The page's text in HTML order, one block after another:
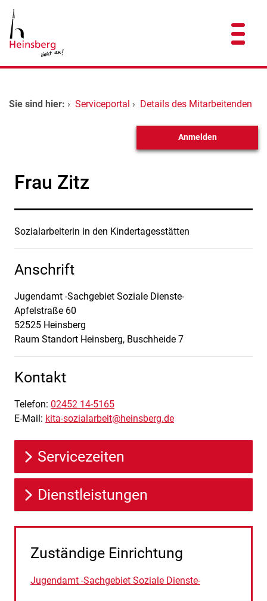
Zum Hauptinhalt springen
Zum Header
Zum Hauptinhalt
Zum Footer
Dienstleistungen A-Z
Sie sind hier: › Serviceportal › Details des Mitarbeitenden
Anmelden
Frau Zitz
Beschreibung
Sozialarbeiterin in den Kindertagesstätten
Anschrift
Jugendamt -Sachgebiet Soziale Dienste-
Apfelstraße 60
52525 Heinsberg
Raum Standort Heinsberg, Buschheide 7
Kontakt
Telefon: 02452 14-5165
E-Mail: kita-sozialarbeit@heinsberg.de
Servicezeiten
Dienstleistungen
Zuständige Einrichtung
Jugendamt -Sachgebiet Soziale Dienste-